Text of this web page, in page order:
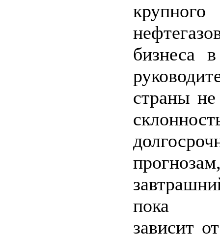
крупного
бизнеса
страны
пока
зависит